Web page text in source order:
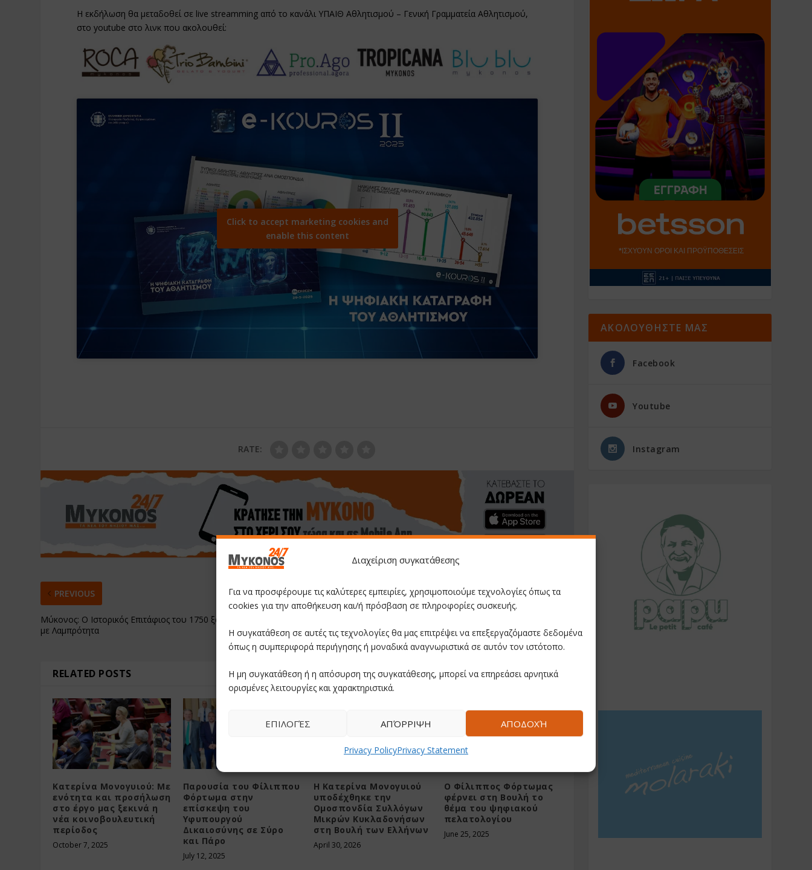
Διαχείριση συγκατάθεσης
Για να προσφέρουμε τις καλύτερες εμπειρίες, χρησιμοποιούμε τεχνολογίες όπως τα
cookies για την αποθήκευση και/ή πρόσβαση σε πληροφορίες συσκευής.
Η συγκατάθεση σε αυτές τις τεχνολογίες θα μας επιτρέψει να επεξεργαζόμαστε δεδομένα
όπως η συμπεριφορά περιήγησης ή μοναδικά αναγνωριστικά σε αυτόν τον ιστότοπο.
Η μη συγκατάθεση ή η απόσυρση της συγκατάθεσης, μπορεί να επηρεάσει αρνητικά
ορισμένες λειτουργίες και χαρακτηριστικά.
ΑΠΟΔΟΧΉ
ΑΠΌΡΡΙΨΗ
ΕΠΙΛΟΓΈΣ
Privacy PolicyPrivacy Statement
Η εκδήλωση θα μεταδοθεί σε live streamming από το κανάλι ΥΠΑΙΘ Αθλητισμού – Γενική Γραμματεία Αθλητισμού,
στο youtube στο λινκ που ακολουθεί:
Click to accept marketing cookies and
enable this content
RATE:
PREVIOUS
Μύκονος: Ο Ιστορικός Επιτάφιος του 1750 ξαναζωντανεύει
με Λαμπρότητα
NEXT
την Ελλάδα». Το γήπεδο του Κόρφου στον στρατηγικό
σχεδιασμό
RELATED POSTS
Κατερίνα Μονογυιού: Με
ενότητα και προσήλωση
στο έργο μας ξεκινά η
νέα κοινοβουλευτική
περίοδος
October 7, 2025
Παρουσία του Φίλιππου
Φόρτωμα στην
επίσκεψη του
Υφυπουργού
Δικαιοσύνης σε Σύρο
και Πάρο
July 12, 2025
Η Κατερίνα Μονογυιού
υποδέχθηκε την
Ομοσπονδία Συλλόγων
Μικρών Κυκλαδονήσων
στη Βουλή των Ελλήνων
April 30, 2026
Ο Φίλιππος Φόρτωμας
φέρνει στη Βουλή το
θέμα του ψηφιακού
πελατολογίου
June 25, 2025
ΑΚΟΛΟΥΘΗΣΤΕ ΜΑΣ
Facebook
Youtube
Instagram